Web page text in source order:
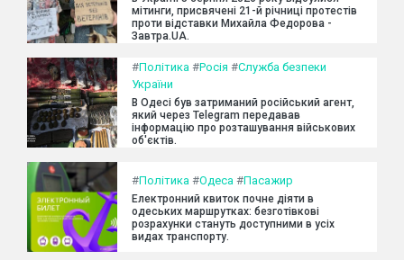
мітинги, присвячені 21-й річниці протестів
проти відставки Михайла Федорова -
Завтра.UA.
#Політика #Росія #Служба безпеки
України
В Одесі був затриманий російський агент,
який через Telegram передавав
інформацію про розташування військових
об'єктів.
#Політика #Одеса #Пасажир
Електронний квиток почне діяти в
одеських маршрутках: безготівкові
розрахунки стануть доступними в усіх
видах транспорту.